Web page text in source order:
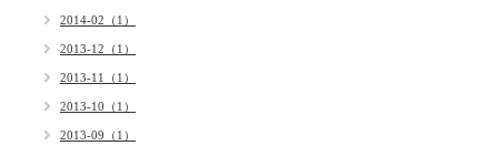
2014-02（1）
2013-12（1）
2013-11（1）
2013-10（1）
2013-09（1）